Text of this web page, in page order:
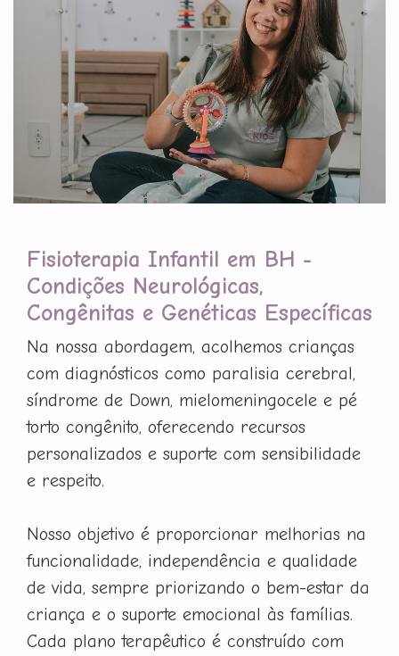
Fisioterapia Infantil em BH -
Condições Neurológicas,
Congênitas e Genéticas Específicas
Na nossa abordagem, acolhemos crianças
com diagnósticos como paralisia cerebral,
síndrome de Down, mielomeningocele e pé
torto congênito, oferecendo recursos
personalizados e suporte com sensibilidade
e respeito.
Nosso objetivo é proporcionar melhorias na
funcionalidade, independência e qualidade
de vida, sempre priorizando o bem-estar da
criança e o suporte emocional às famílias.
Cada plano terapêutico é construído com